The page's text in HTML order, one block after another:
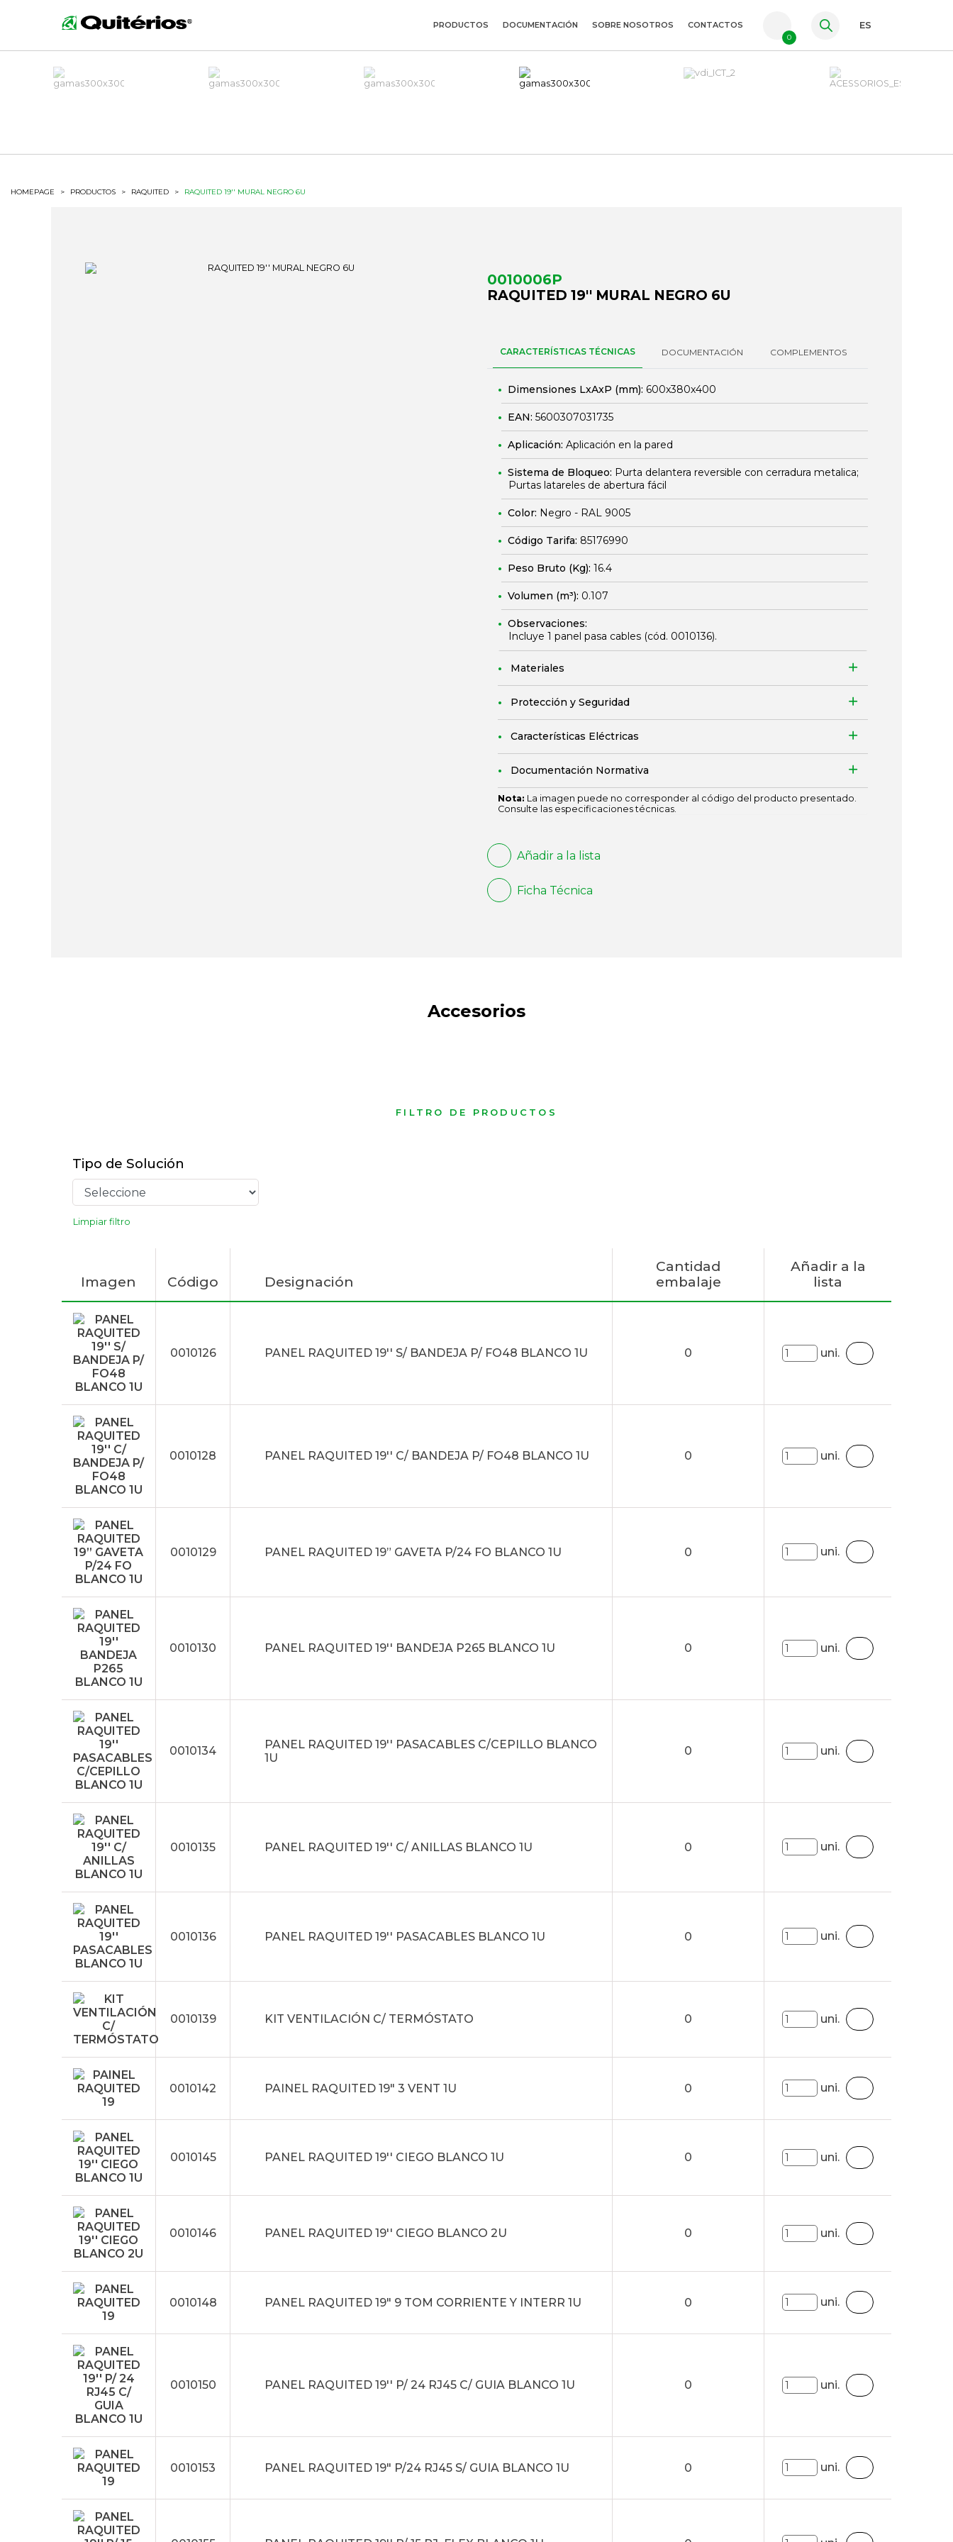
FR
PRODUCTOS DOCUMENTACIÓN SOBRE NOSOTROS CONTACTOS
0
ES
HOMEPAGE > PRODUCTOS > RAQUITED > RAQUITED 19'' MURAL NEGRO 6U
0010006P
RAQUITED 19'' MURAL NEGRO 6U
CARACTERÍSTICAS TÉCNICAS DOCUMENTACIÓN COMPLEMENTOS
Dimensiones LxAxP (mm): 600x380x400
EAN: 5600307031735
Aplicación: Aplicación en la pared
Sistema de Bloqueo: Purta delantera reversible con cerradura metalica;
Purtas latareles de abertura fácil
Color: Negro - RAL 9005
Código Tarifa: 85176990
Peso Bruto (Kg): 16.4
Volumen (m³): 0.107
Observaciones:
Incluye 1 panel pasa cables (cód. 0010136).
Materiales
Protección y Seguridad
Características Eléctricas
Documentación Normativa
Nota: La imagen puede no corresponder al código del producto presentado.
Consulte las especificaciones técnicas.
Añadir a la lista
Ficha Técnica
Accesorios
FILTRO DE PRODUCTOS
Tipo de Solución
Limpiar filtro
Imagen Código Designación
Cantidad
embalaje
Añadir a la
lista
0010126 PANEL RAQUITED 19'' S/ BANDEJA P/ FO48 BLANCO 1U 0 uni.
0010128 PANEL RAQUITED 19'' C/ BANDEJA P/ FO48 BLANCO 1U 0 uni.
0010129 PANEL RAQUITED 19” GAVETA P/24 FO BLANCO 1U 0 uni.
0010130 PANEL RAQUITED 19'' BANDEJA P265 BLANCO 1U 0 uni.
0010134
PANEL RAQUITED 19'' PASACABLES C/CEPILLO BLANCO
1U
0 uni.
0010135 PANEL RAQUITED 19'' C/ ANILLAS BLANCO 1U 0 uni.
0010136 PANEL RAQUITED 19'' PASACABLES BLANCO 1U 0 uni.
0010139 KIT VENTILACIÓN C/ TERMÓSTATO 0 uni.
0010142 PAINEL RAQUITED 19" 3 VENT 1U 0 uni.
0010145 PANEL RAQUITED 19'' CIEGO BLANCO 1U 0 uni.
0010146 PANEL RAQUITED 19'' CIEGO BLANCO 2U 0 uni.
0010148 PANEL RAQUITED 19" 9 TOM CORRIENTE Y INTERR 1U 0 uni.
0010150 PANEL RAQUITED 19'' P/ 24 RJ45 C/ GUIA BLANCO 1U 0 uni.
0010153 PANEL RAQUITED 19" P/24 RJ45 S/ GUIA BLANCO 1U 0 uni.